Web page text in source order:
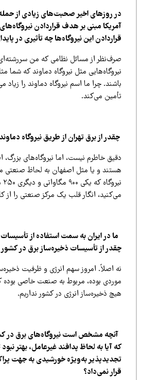
در روزهای اخیر صحبت‌های زیادی از
آمریکا مبنی بر هدف قراردادن
قراردادن این نیروگاه‌ها چه تأثیری در
صرف‌نظر از مسائل نظامی که من سررشته‌ای
نیروگاه‌هایی مثل نیروگاه دماوند که شما
باشند. چرا ما اسم نیروگاه دماوند را
تأمین می‌کند.
چقدر از برق تهران از طریق نیروگاه
دقیق خاطرم نیست، اما نیروگاه‌های
می‌کنید، انگار قلب یک مرکز صنعتی را از
ما در ایران به سمت استفاده از
چقدر از تأسیسات ذخیره‌ساز برق در
نه اصلاً. امروز سهم انرژی و ظرفیت
موردی بوده، مربوط به صنعت خاصی بوده
هیچ ذخیره‌ساز انرژی در کشور نداریم.
آنچه مشخص است نیروگاه‌های برق در
که آیا به لحاظ پدافند غیرعامل، بهتر
تجدیدپذیر به‌ویژه خورشیدی به جهت
قرار نمی‌داد؟